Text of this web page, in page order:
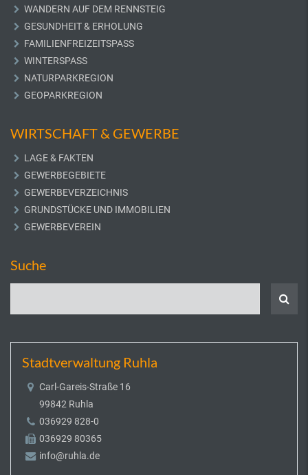
WANDERN AUF DEM RENNSTEIG
GESUNDHEIT & ERHOLUNG
FAMILIENFREIZEITSPASS
WINTERSPASS
NATURPARKREGION
GEOPARKREGION
WIRTSCHAFT & GEWERBE
LAGE & FAKTEN
GEWERBEGEBIETE
GEWERBEVERZEICHNIS
GRUNDSTÜCKE UND IMMOBILIEN
GEWERBEVEREIN
Suche
Stadtverwaltung Ruhla
Carl-Gareis-Straße 16
99842 Ruhla
036929 828-0
036929 80365
info@ruhla.de